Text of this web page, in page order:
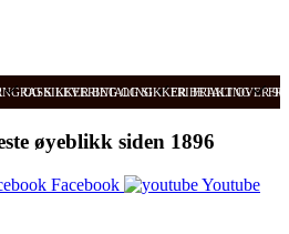
OG SIKKER BETALING FRI FRAKT OVER
RASK LEVERING OG SIKKER BETALING
øyeblikk siden 1896
Facebook
Youtube